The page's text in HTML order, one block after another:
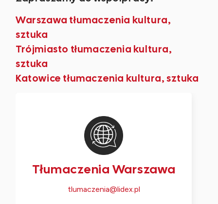
Warszawa tłumaczenia kultura,
sztuka
Trójmiasto tłumaczenia kultura,
sztuka
Katowice tłumaczenia kultura, sztuka
Tłumaczenia Warszawa
tlumaczenia@lidex.pl